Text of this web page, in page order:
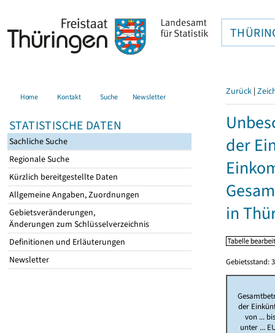
Home Kontakt Suche Newsletter
STATISTISCHE DATEN
Sachliche Suche
Regionale Suche
Kürzlich bereitgestellte Daten
Allgemeine Angaben, Zuordnungen
Gebietsveränderungen,
Änderungen zum Schlüsselverzeichnis
Definitionen und Erläuterungen
Newsletter
Zurück |
der
in
Gebietsstand:
der
von ...
unter ...